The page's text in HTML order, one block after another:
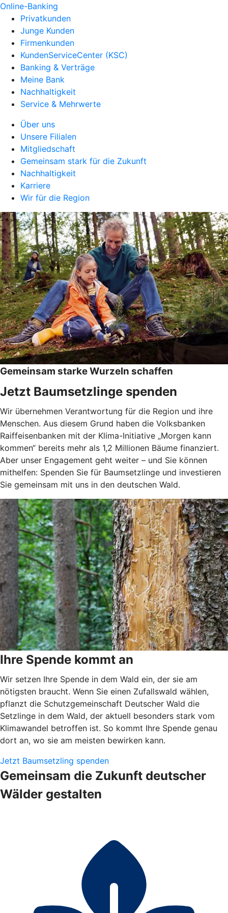
Online-Banking
Privatkunden
Junge Kunden
Firmenkunden
KundenServiceCenter (KSC)
Banking & Verträge
Meine Bank
Nachhaltigkeit
Service & Mehrwerte
Über uns
Unsere Filialen
Mitgliedschaft
Gemeinsam stark für die Zukunft
Nachhaltigkeit
Karriere
Wir für die Region
Gemeinsam starke Wurzeln schaffen
Jetzt Baumsetzlinge spenden
Wir übernehmen Verantwortung für die Region und ihre
Menschen. Aus diesem Grund haben die Volksbanken
Raiffeisenbanken mit der Klima-Initiative „Morgen kann
kommen“ bereits mehr als 1,2 Millionen Bäume finanziert.
Aber unser Engagement geht weiter – und Sie können
mithelfen: Spenden Sie für Baumsetzlinge und investieren
Sie gemeinsam mit uns in den deutschen Wald.
Ihre Spende kommt an
Wir setzen Ihre Spende in dem Wald ein, der sie am
nötigsten braucht. Wenn Sie einen Zufallswald wählen,
pflanzt die Schutzgemeinschaft Deutscher Wald die
Setzlinge in dem Wald, der aktuell besonders stark vom
Klimawandel betroffen ist. So kommt Ihre Spende genau
dort an, wo sie am meisten bewirken kann.
Jetzt Baumsetzling spenden
Gemeinsam die Zukunft deutscher
Wälder gestalten